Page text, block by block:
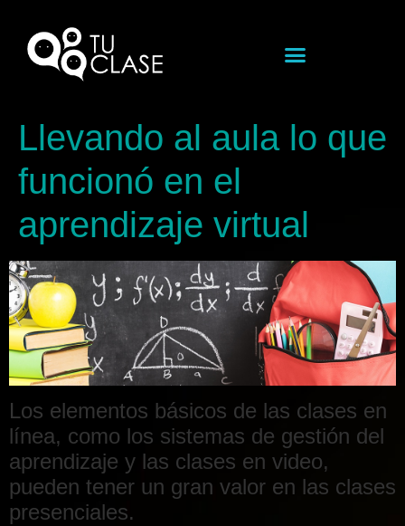
Llevando al aula lo que
funcionó en el
aprendizaje virtual
Los elementos básicos de las clases en
línea, como los sistemas de gestión del
aprendizaje y las clases en video,
pueden tener un gran valor en las clases
presenciales.